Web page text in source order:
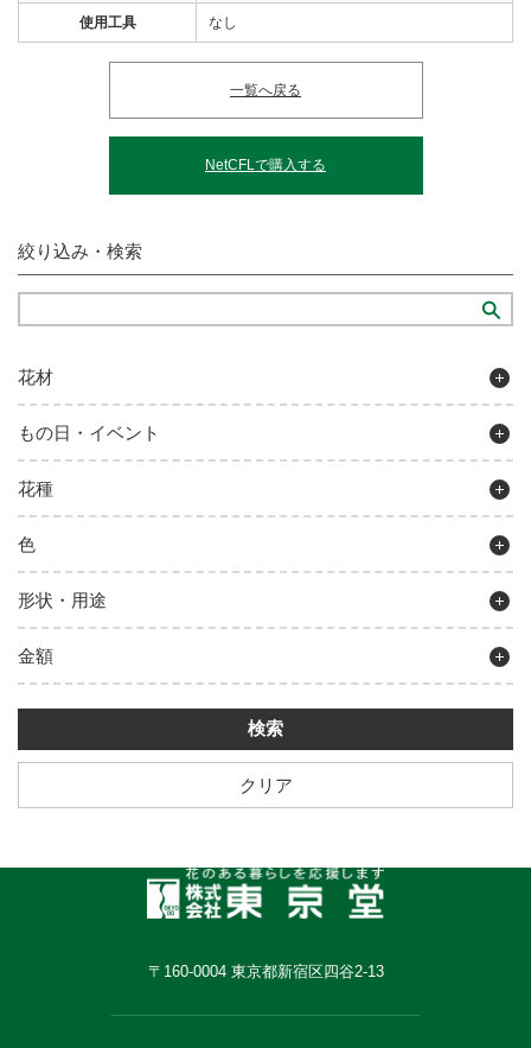
使用工具 なし
一覧へ戻る
NetCFLで購入する
絞り込み・検索
花材
もの日・イベント
花種
色
形状・用途
金額
クリア
〒160-0004 東京都新宿区四谷2-13